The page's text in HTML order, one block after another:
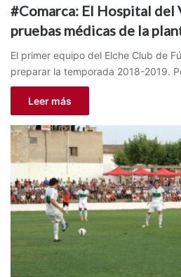
#Comarca: El Hospital del
pruebas médicas de la
El primer equipo del Elche Club de
preparar la temporada 2018-2019.
Leer más